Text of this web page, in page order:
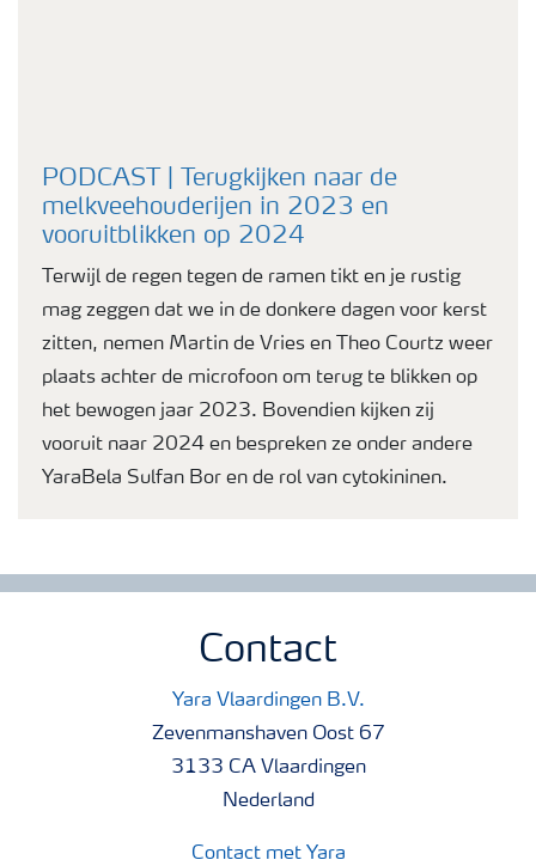
PODCAST | Terugkijken naar de
melkveehouderijen in 2023 en
vooruitblikken op 2024
Terwijl de regen tegen de ramen tikt en je rustig
mag zeggen dat we in de donkere dagen voor kerst
zitten, nemen Martin de Vries en Theo Courtz weer
plaats achter de microfoon om terug te blikken op
het bewogen jaar 2023. Bovendien kijken zij
vooruit naar 2024 en bespreken ze onder andere
YaraBela Sulfan Bor en de rol van cytokininen.
Contact
Yara Vlaardingen B.V.
Zevenmanshaven Oost 67
3133 CA Vlaardingen
Nederland
Contact met Yara